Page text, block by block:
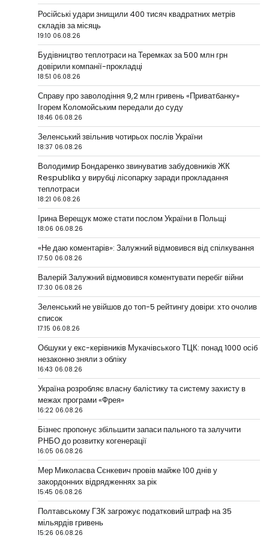
Російські удари знищили 400 тисяч квадратних метрів
складів за місяць
19:10 06.08.26
Будівництво теплотраси на Теремках за 500 млн грн
довірили компанії-прокладці
18:51 06.08.26
Справу про заволодіння 9,2 млн гривень «Приватбанку»
Ігорем Коломойським передали до суду
18:46 06.08.26
Зеленський звільнив чотирьох послів України
18:37 06.08.26
Володимир Бондаренко звинуватив забудовників ЖК
Respublika у вирубці лісопарку заради прокладання
теплотраси
18:21 06.08.26
Ірина Верещук може стати послом України в Польщі
18:06 06.08.26
«Не даю коментарів»: Залужний відмовився від спілкування
17:50 06.08.26
Валерій Залужний відмовився коментувати перебіг війни
17:30 06.08.26
Зеленський не увійшов до топ-5 рейтингу довіри: хто очолив
список
17:15 06.08.26
Обшуки у екс-керівників Мукачівського ТЦК: понад 1000 осіб
незаконно зняли з обліку
16:43 06.08.26
Україна розробляє власну балістику та систему захисту в
межах програми «Фрея»
16:22 06.08.26
Бізнес пропонує збільшити запаси пального та залучити
РНБО до розвитку когенерації
16:05 06.08.26
Мер Миколаєва Сєнкевич провів майже 100 днів у
закордонних відрядженнях за рік
15:45 06.08.26
Полтавському ГЗК загрожує податковий штраф на 35
мільярдів гривень
15:26 06.08.26